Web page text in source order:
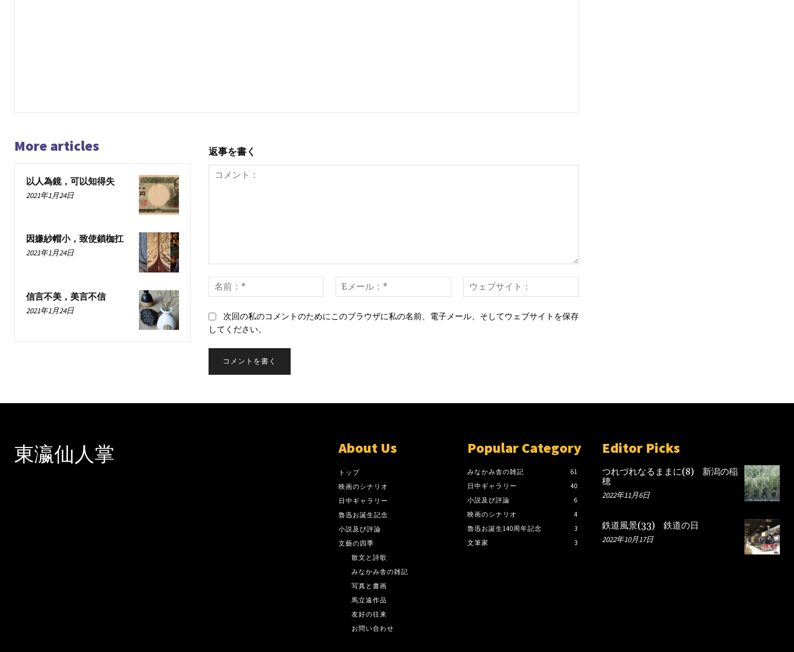
More articles
以人為鏡，可以知得失
2021年1月24日
因嫌紗帽小，致使鎖枷扛
2021年1月24日
信言不美，美言不信
2021年1月24日
返事を書く
ン
前：
メ
ル：
ェ
サ
次回の私のコメントのためにこのブラウザに私の名前、電子メール、そしてウェブサイトを保存
してください。
東瀛仙人掌 About Us
トップ
映画のシナリオ
日中ギャラリー
魯迅お誕生記念
小説及び評論
文藝の四季
散文と詩歌
みなかみ舎の雑記
写真と書画
馬立遠作品
友好の往来
お問い合わせ
Popular Category
みなかみ舎の雑記
61
日中ギャラリー
40
小説及び評論
6
映画のシナリオ
4
魯迅お誕生140周年記念
3
文筆家
3
Editor Picks
つれづれなるままに(8) 新潟の稲
穂
2022年11月6日
鉄道風景(33) 鉄道の日
2022年10月17日